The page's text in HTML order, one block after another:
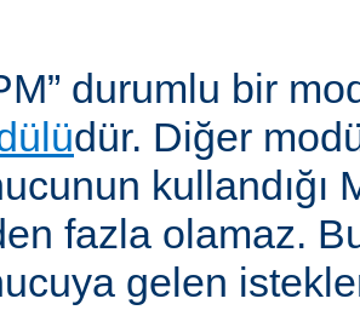
durumlu bir
dür. Diğer
kullandığı
fazla olamaz.
gelen